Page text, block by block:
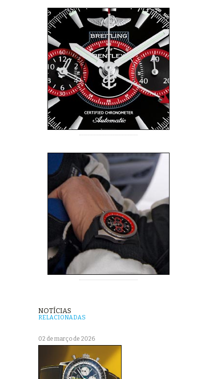
NOTÍCIAS
RELACIONADAS
02 de março de 2026